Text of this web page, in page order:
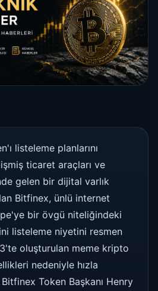
listeleme planlarını
ticaret araçları ve
gelen bir dijital varlık
Bitfinex, ünlü internet
bir övgü niteliğindeki
listeleme niyetini resmen
oluşturulan meme kripto
nedeniyle hızla
Token Başkanı Henry